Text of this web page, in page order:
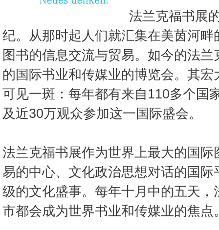
法兰克福书展
纪。从那时起人们就汇集在美茵河
图书的信息交流与贸易。如今的法
的国际书业和传媒业的博览会。其
可见一斑：每年都有来自110多个国
及近30万观众参加这一国际盛会。
法兰克福书展作为世界上最大的国
易的中心、文化政治思想对话的国
级的文化盛事。每年十月中的五天
市都会成为世界书业和传媒业的焦点